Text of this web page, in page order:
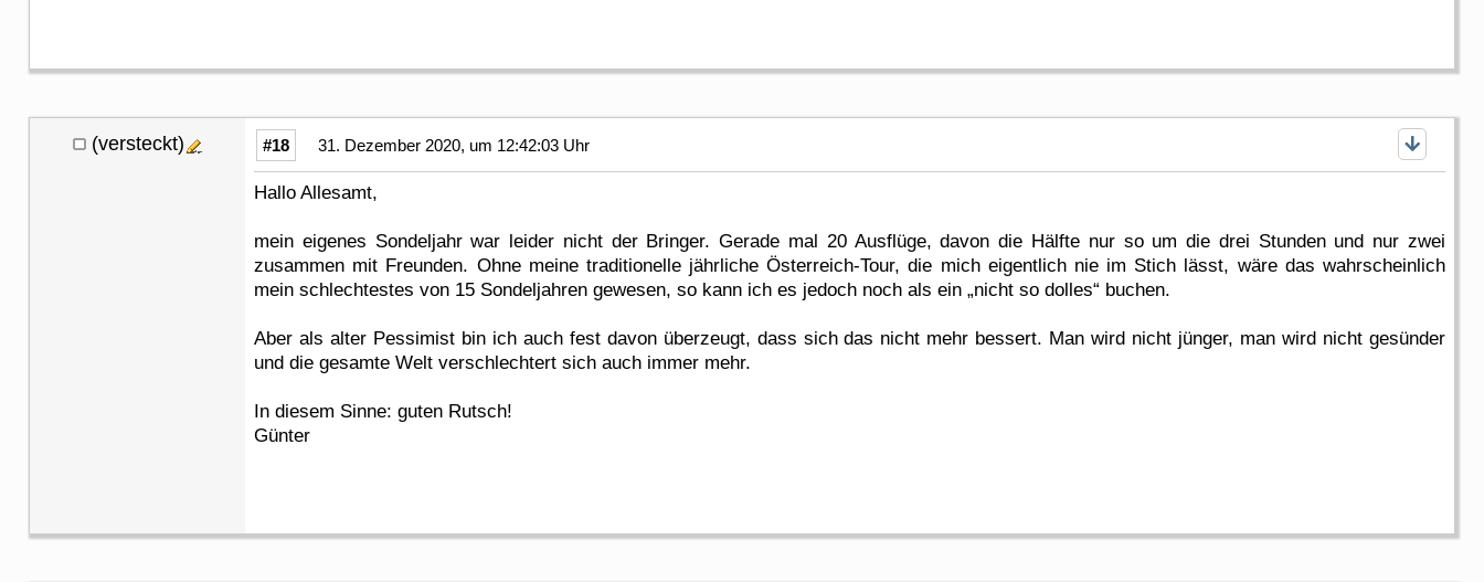
(versteckt) #18 31. Dezember 2020, um 12:42:03 Uhr
Hallo Allesamt,
mein eigenes Sondeljahr war leider nicht der Bringer. Gerade mal 20 Ausflüge, davon die Hälfte nur so um die drei Stunden und nur zwei
zusammen mit Freunden. Ohne meine traditionelle jährliche Österreich-Tour, die mich eigentlich nie im Stich lässt, wäre das wahrscheinlich
mein schlechtestes von 15 Sondeljahren gewesen, so kann ich es jedoch noch als ein „nicht so dolles“ buchen.
Aber als alter Pessimist bin ich auch fest davon überzeugt, dass sich das nicht mehr bessert. Man wird nicht jünger, man wird nicht gesünder
und die gesamte Welt verschlechtert sich auch immer mehr.
In diesem Sinne: guten Rutsch!
Günter